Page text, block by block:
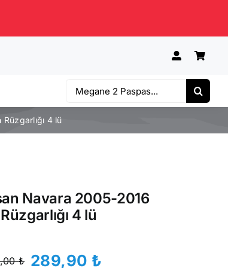
Ara:
4 lü
Navara 2005-2016
4 lü
₺ 289,90 ₺